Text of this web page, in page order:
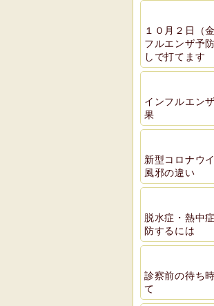
１０月２日（
フルエンザ予
しで打てます
インフルエン
果
新型コロナウ
風邪の違い
脱水症・熱中
防するには
診察前の待ち
て